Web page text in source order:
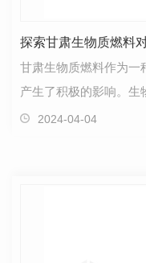
探索甘肃生物质燃料
甘肃生物质燃料作为一
产生了积极的影响。生
油等化石能源的依赖，
2024-04-04